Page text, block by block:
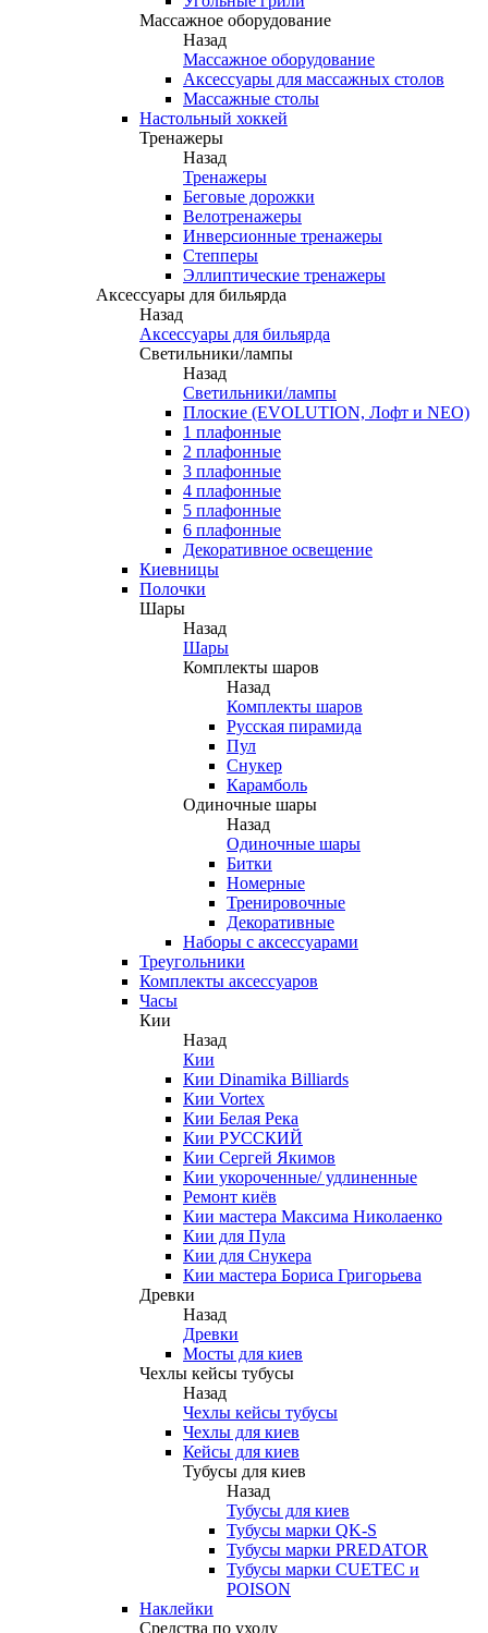
Массажное оборудование
Назад
Массажное оборудование
Аксессуары для массажных столов
Массажные столы
Настольный хоккей
Тренажеры
Назад
Тренажеры
Беговые дорожки
Велотренажеры
Инверсионные тренажеры
Степперы
Эллиптические тренажеры
Аксессуары для бильярда
Назад
Аксессуары для бильярда
Светильники/лампы
Назад
Светильники/лампы
Плоские (EVOLUTION, Лофт и NEO)
1 плафонные
2 плафонные
3 плафонные
4 плафонные
5 плафонные
6 плафонные
Декоративное освещение
Киевницы
Полочки
Шары
Назад
Шары
Комплекты шаров
Назад
Комплекты шаров
Русская пирамида
Пул
Снукер
Карамболь
Одиночные шары
Назад
Одиночные шары
Битки
Номерные
Тренировочные
Декоративные
Наборы с аксессуарами
Треугольники
Комплекты аксессуаров
Часы
Кии
Назад
Кии
Кии Dinamika Billiards
Кии Vortex
Кии Белая Река
Кии РУССКИЙ
Кии Сергей Якимов
Кии укороченные/ удлиненные
Ремонт киёв
Кии мастера Максима Николаенко
Кии для Пула
Кии для Снукера
Кии мастера Бориса Григорьева
Древки
Назад
Древки
Мосты для киев
Чехлы кейсы тубусы
Назад
Чехлы кейсы тубусы
Чехлы для киев
Кейсы для киев
Тубусы для киев
Назад
Тубусы для киев
Тубусы марки QK-S
Тубусы марки PREDATOR
Тубусы марки CUETEC и
POISON
Наклейки
Средства по уходу